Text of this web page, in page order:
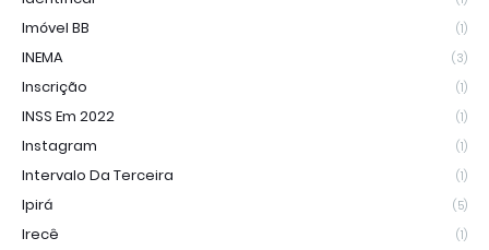
Imóvel BB (1)
INEMA (3)
Inscrição (1)
INSS Em 2022 (1)
Instagram (1)
Intervalo Da Terceira (1)
Ipirá (5)
Irecê (1)